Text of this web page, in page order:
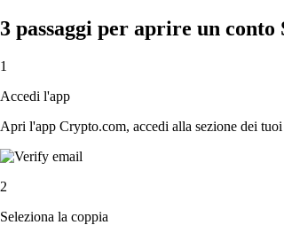
3 passaggi per aprire un
1
Accedi l'app
Apri l'app Crypto.com, accedi alla sezione dei
2
Seleziona la coppia